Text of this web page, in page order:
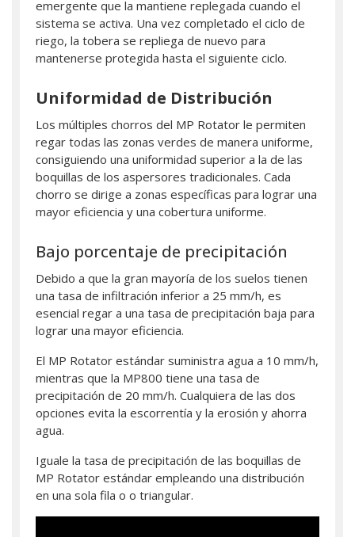
emergente que la mantiene replegada cuando el
sistema se activa. Una vez completado el ciclo de
riego, la tobera se repliega de nuevo para
mantenerse protegida hasta el siguiente ciclo.
Uniformidad de Distribución
Los múltiples chorros del MP Rotator le permiten
regar todas las zonas verdes de manera uniforme,
consiguiendo una uniformidad superior a la de las
boquillas de los aspersores tradicionales. Cada
chorro se dirige a zonas específicas para lograr una
mayor eficiencia y una cobertura uniforme.
Bajo porcentaje de precipitación
Debido a que la gran mayoría de los suelos tienen
una tasa de infiltración inferior a 25 mm/h, es
esencial regar a una tasa de precipitación baja para
lograr una mayor eficiencia.
El MP Rotator estándar suministra agua a 10 mm/h,
mientras que la MP800 tiene una tasa de
precipitación de 20 mm/h. Cualquiera de las dos
opciones evita la escorrentía y la erosión y ahorra
agua.
Iguale la tasa de precipitación de las boquillas de
MP Rotator estándar empleando una distribución
en una sola fila o o triangular.